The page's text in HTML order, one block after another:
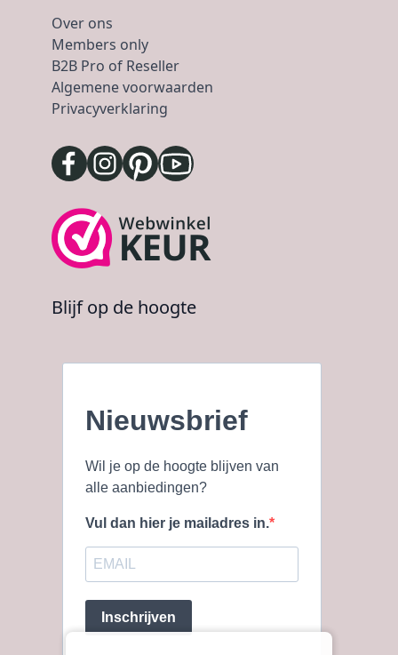
Over ons
Members only
B2B Pro of Reseller
Algemene voorwaarden
Privacyverklaring
Blijf op de hoogte
Nieuwsbrief
Wil je op de hoogte blijven van
alle aanbiedingen?
Vul dan hier je mailadres in.
Inschrijven